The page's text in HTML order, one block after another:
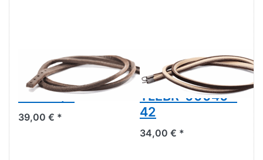
Leder Armband
- Braun TLEBR-
00004/6
39,00 € *
Leder Armband
Braun-Hellgrau
TLEBR-00040 -
42
34,00 € *